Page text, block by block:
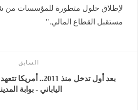
لإطلاق حلول متطورة للمؤسسات من
مستقبل القطاع المالي."
السابق
بعد أول تدخل منذ
الياباني - بوابة